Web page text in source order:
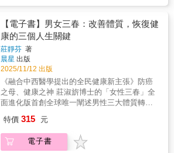
床，睡眠品質也變好，每天都能熟睡到天亮。
據說乾薑還有減肥，預防三高、動脈硬化、癌
症，及消炎鎮痛的效果，讓我不禁期待持續服
用之後的成果。
養心臟應「不妄作勞」不過度傷心，不要總是
活在過去的記憶中，也不沉迷於不切實際的妄
想。保養小腸應吃溫熱飲食，並揉開肩部僵硬
肌肉。
痛？☑常見病症的經絡處方高血壓→按肝經、
井穴生氣煩躁→按左邊肝俞穴，會發現結節本
書特色1.找痛點、審微恙！經絡是最直接的自
我健檢工具本書教你找到十二經絡痛點（易堵
塞穴位），自己掌握一套簡單實用、及時發現
並改善隱患的手法。2.循著經絡按穴位，對症
調理，手到病除從頭到腳48種常見症狀，如消
化不良、肩頸痠痛、耳鳴、經痛、疲勞、高血
壓、糖尿、耳鳴等等，都可照書中敲揉疏通堵
敲跟揉！依照書中圖示探查痛點、敲一敲，揉
一揉，疏通堵點，即使非醫學專業人士也能上
手，把小病痛消除在萌芽階段，提升臟腑的自
【電子書】男女三春：改善體質，恢復健
康的三個人生關鍵
莊靜芬 著
晨星 出版
2025/11/12 出版
《融合中西醫學提出的全民健康新主張》防癌
之母、健康之神 莊淑旂博士的「女性三春」全
面進化版首創全球唯一闡述男性三大體質轉換
這些疑問：★一定要吃轉骨方嗎？★如何教男
孩清潔「小弟弟」？★初潮前，怎麼幫女兒做
好身心準備？★「養精」蓄銳，該怎麼吃？★
特價 315 元
電子書